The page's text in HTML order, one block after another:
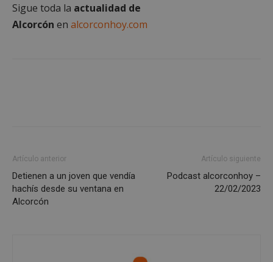
Sigue toda la actualidad de
Alcorcón en alcorconhoy.com
Artículo anterior
Detienen a un joven que vendía
hachís desde su ventana en
Alcorcón
Artículo siguiente
Podcast alcorconhoy –
22/02/2023